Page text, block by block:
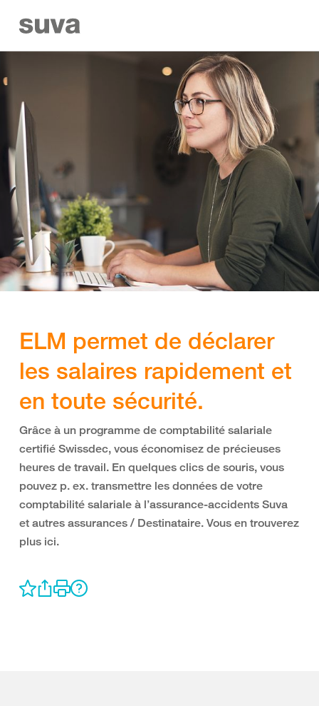
ELM permet de déclarer
les salaires rapidement et
en toute sécurité.
Grâce à un programme de comptabilité salariale
certifié Swissdec, vous économisez de précieuses
heures de travail. En quelques clics de souris, vous
pouvez p. ex. transmettre les données de votre
comptabilité salariale à l’assurance-accidents Suva
et autres assurances / Destinataire. Vous en trouverez
plus ici.